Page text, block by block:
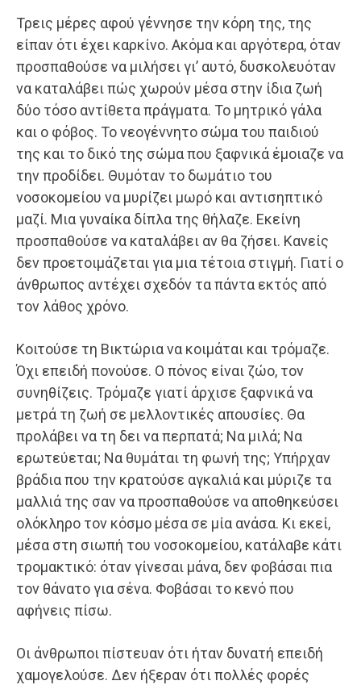
Τρεις μέρες αφού γέννησε την κόρη της, της
είπαν ότι έχει καρκίνο. Ακόμα και αργότερα, όταν
προσπαθούσε να μιλήσει γι’ αυτό, δυσκολευόταν
να καταλάβει πώς χωρούν μέσα στην ίδια ζωή
δύο τόσο αντίθετα πράγματα. Το μητρικό γάλα
και ο φόβος. Το νεογέννητο σώμα του παιδιού
της και το δικό της σώμα που ξαφνικά έμοιαζε να
την προδίδει. Θυμόταν το δωμάτιο του
νοσοκομείου να μυρίζει μωρό και αντισηπτικό
μαζί. Μια γυναίκα δίπλα της θήλαζε. Εκείνη
προσπαθούσε να καταλάβει αν θα ζήσει. Κανείς
δεν προετοιμάζεται για μια τέτοια στιγμή. Γιατί ο
άνθρωπος αντέχει σχεδόν τα πάντα εκτός από
τον λάθος χρόνο.
Κοιτούσε τη Βικτώρια να κοιμάται και τρόμαζε.
Όχι επειδή πονούσε. Ο πόνος είναι ζώο, τον
συνηθίζεις. Τρόμαζε γιατί άρχισε ξαφνικά να
μετρά τη ζωή σε μελλοντικές απουσίες. Θα
προλάβει να τη δει να περπατά; Να μιλά; Να
ερωτεύεται; Να θυμάται τη φωνή της; Υπήρχαν
βράδια που την κρατούσε αγκαλιά και μύριζε τα
μαλλιά της σαν να προσπαθούσε να αποθηκεύσει
ολόκληρο τον κόσμο μέσα σε μία ανάσα. Κι εκεί,
μέσα στη σιωπή του νοσοκομείου, κατάλαβε κάτι
τρομακτικό: όταν γίνεσαι μάνα, δεν φοβάσαι πια
τον θάνατο για σένα. Φοβάσαι το κενό που
αφήνεις πίσω.
Οι άνθρωποι πίστευαν ότι ήταν δυνατή επειδή
χαμογελούσε. Δεν ήξεραν ότι πολλές φορές